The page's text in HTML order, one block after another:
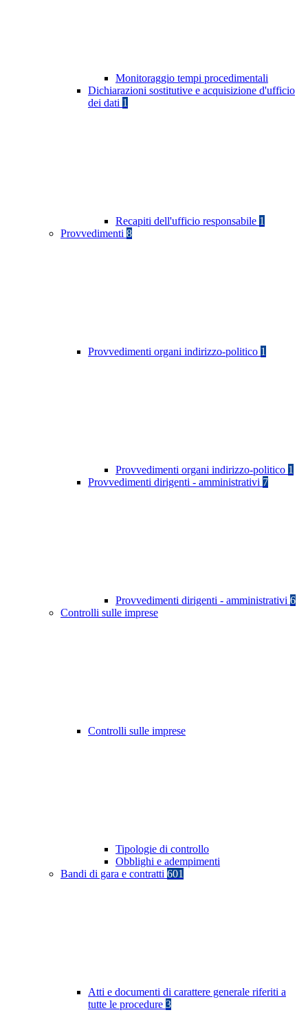
Monitoraggio tempi procedimentali
Dichiarazioni sostitutive e acquisizione d'ufficio
dei dati 1
Recapiti dell'ufficio responsabile 1
Provvedimenti 8
Provvedimenti organi indirizzo-politico 1
Provvedimenti organi indirizzo-politico 1
Provvedimenti dirigenti - amministrativi 7
Provvedimenti dirigenti - amministrativi 6
Controlli sulle imprese
Controlli sulle imprese
Tipologie di controllo
Obblighi e adempimenti
Bandi di gara e contratti 601
Atti e documenti di carattere generale riferiti a
tutte le procedure 3